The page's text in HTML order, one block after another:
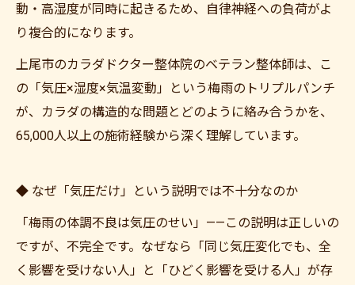
動・高湿度が同時に起きるため、自律神経への負荷がよ
り複合的になります。
上尾市のカラダドクター整体院のベテラン整体師は、こ
の「気圧×湿度×気温変動」という梅雨のトリプルパンチ
が、カラダの構造的な問題とどのように絡み合うかを、
65,000人以上の施術経験から深く理解しています。
◆ なぜ「気圧だけ」という説明では不十分なのか
「梅雨の体調不良は気圧のせい」——この説明は正しいの
ですが、不完全です。なぜなら「同じ気圧変化でも、全
く影響を受けない人」と「ひどく影響を受ける人」が存